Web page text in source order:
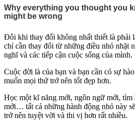
Đôi khi thay đổi không nhất thiết là phải
chỉ cần thay đổi từ những điều nhỏ nhặt
nghĩ và các tiếp cận cuộc sống của mình.
Cuộc đời là của bạn và bạn cần có sự
muốn mọi thứ trở nên tốt đẹp hơn.
Học một kĩ năng mới, ngôn ngữ mới, tìm
mới… tất cả những hành động nhỏ này
trở nên tuyệt vời và thi vị hơn rất nhiều.